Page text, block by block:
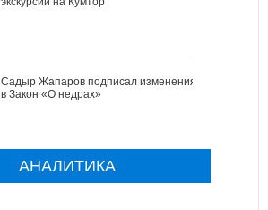
Садыр Жапаров подписал изменения
в Закон «О недрах»
АНАЛИТИКА